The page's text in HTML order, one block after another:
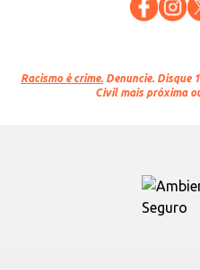
Racismo é crime. Denuncie. Disque
Civil mais próxima